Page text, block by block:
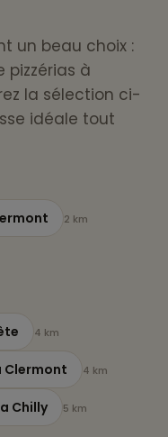
un beau choix :
pizzérias à
la sélection ci-
idéale tout
2 km
4 km
Clermont 4 km
Chilly 5 km